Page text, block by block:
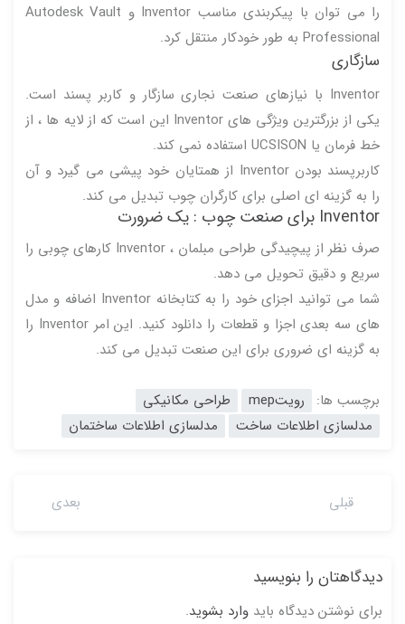
را می توان با پیکربندی مناسب Inventor و Autodesk Vault
Professional به طور خودکار منتقل کرد.
سازگاری
Inventor با نیازهای صنعت نجاری سازگار و کاربر پسند است.
یکی از بزرگترین ویژگی های Inventor این است که از لایه ها ، از
خط فرمان یا UCSISON استفاده نمی کند.
کاربرپسند بودن Inventor از همتایان خود پیشی می گیرد و آن
را به گزینه ای اصلی برای کارگران چوب تبدیل می کند.
Inventor برای صنعت چوب : یک ضرورت
صرف نظر از پیچیدگی طراحی مبلمان ، Inventor کارهای چوبی را
سریع و دقیق تحویل می دهد.
شما می توانید اجزای خود را به کتابخانه Inventor اضافه و مدل
های سه بعدی اجزا و قطعات را دانلود کنید. این امر Inventor را
به گزینه ای ضروری برای این صنعت تبدیل می کند.
برچسب ها: رویتmep
طراحی مکانیکی
مدلسازی اطلاعات ساخت
مدلسازی اطلاعات ساختمان
قبلی بعدی
دیدگاهتان را بنویسید
برای نوشتن دیدگاه باید وارد بشوید.